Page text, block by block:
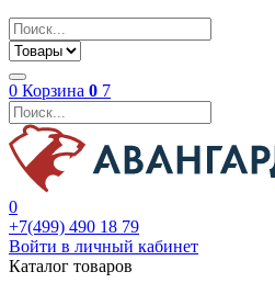
0 Корзина 0 7
0
+7(499) 490 18 79
Войти в личный кабинет
Каталог товаров